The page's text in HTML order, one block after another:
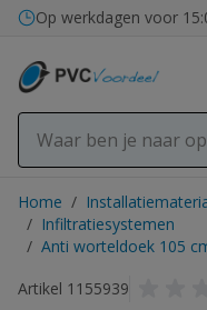
Ga naar de inhoud
Op werkdagen voor
Home /
/ Infiltratiesystemen
/ Anti worteldoek 105
Artikel 1155939